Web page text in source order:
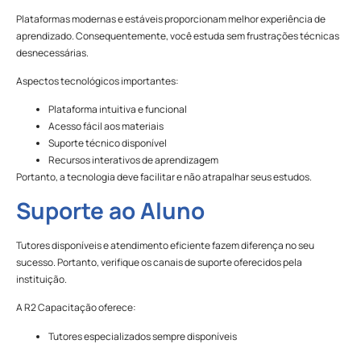
Plataformas modernas e estáveis proporcionam melhor experiência de
aprendizado. Consequentemente, você estuda sem frustrações técnicas
desnecessárias.
Aspectos tecnológicos importantes:
Plataforma intuitiva e funcional
Acesso fácil aos materiais
Suporte técnico disponível
Recursos interativos de aprendizagem
Portanto, a tecnologia deve facilitar e não atrapalhar seus estudos.
Suporte ao Aluno
Tutores disponíveis e atendimento eficiente fazem diferença no seu
sucesso. Portanto, verifique os canais de suporte oferecidos pela
instituição.
A R2 Capacitação oferece:
Tutores especializados sempre disponíveis